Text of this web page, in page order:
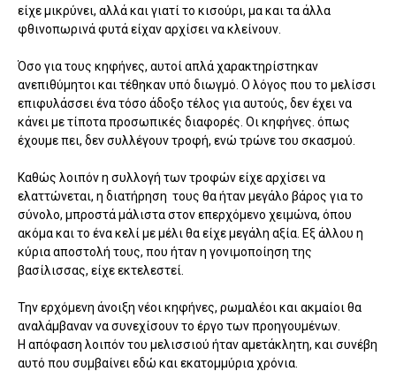
είχε μικρύνει, αλλά και γιατί το κισούρι, μα και τα άλλα
φθινοπωρινά φυτά είχαν αρχίσει να κλείνουν.
Όσο για τους κηφήνες, αυτοί απλά χαρακτηρίστηκαν
ανεπιθύμητοι και τέθηκαν υπό διωγμό. Ο λόγος που το μελίσσι
επιφυλάσσει ένα τόσο άδοξο τέλος για αυτούς, δεν έχει να
κάνει με τίποτα προσωπικές διαφορές. Οι κηφήνες. όπως
έχουμε πει, δεν συλλέγουν τροφή, ενώ τρώνε του σκασμού.
Καθώς λοιπόν η συλλογή των τροφών είχε αρχίσει να
ελαττώνεται, η διατήρηση τους θα ήταν μεγάλο βάρος για το
σύνολο, μπροστά μάλιστα στον επερχόμενο χειμώνα, όπου
ακόμα και το ένα κελί με μέλι θα είχε μεγάλη αξία. Εξ άλλου η
κύρια αποστολή τους, που ήταν η γονιμοποίηση της
βασίλισσας, είχε εκτελεστεί.
Την ερχόμενη άνοιξη νέοι κηφήνες, ρωμαλέοι και ακμαίοι θα
αναλάμβαναν να συνεχίσουν το έργο των προηγουμένων.
Η απόφαση λοιπόν του μελισσιού ήταν αμετάκλητη, και συνέβη
αυτό που συμβαίνει εδώ και εκατομμύρια χρόνια.